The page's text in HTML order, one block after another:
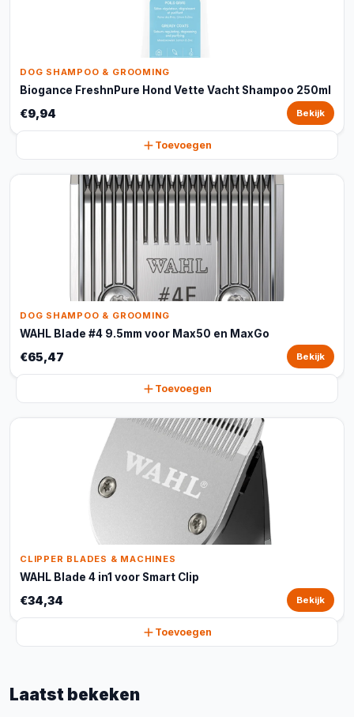
DOG SHAMPOO & GROOMING
Biogance FreshnPure Hond Vette Vacht Shampoo 250ml
€9,94 Bekijk
Toevoegen
DOG SHAMPOO & GROOMING
WAHL Blade #4 9.5mm voor Max50 en MaxGo
€65,47 Bekijk
Toevoegen
CLIPPER BLADES & MACHINES
WAHL Blade 4 in1 voor Smart Clip
€34,34 Bekijk
Toevoegen
Laatst bekeken